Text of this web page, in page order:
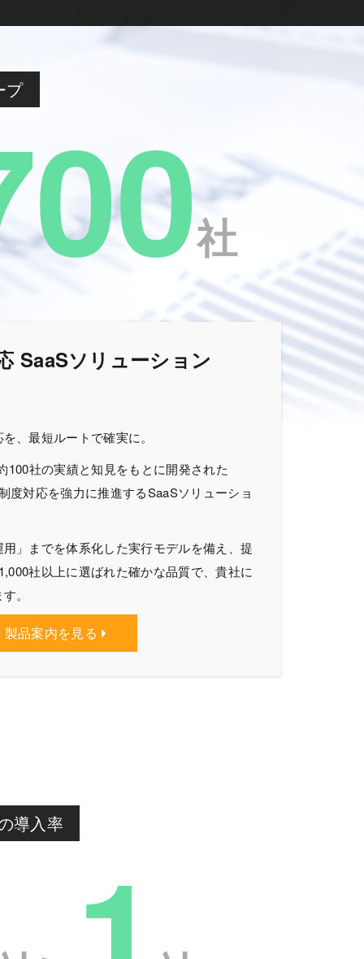
プ
00社
SaaSソリューション
、最短ルートで確実に。
100社の実績と知見をもとに開発された
度対応を強力に推進するSaaSソリューショ
」までを体系化した実行モデルを備え、提
社以上に選ばれた確かな品質で、貴社に
。
製品案内を見る
導入率